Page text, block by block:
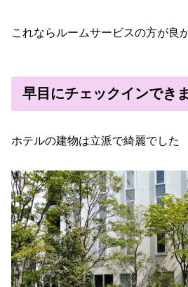
これならルームサービスの方が良
早目にチェックインでき
ホテルの建物は立派で綺麗でした